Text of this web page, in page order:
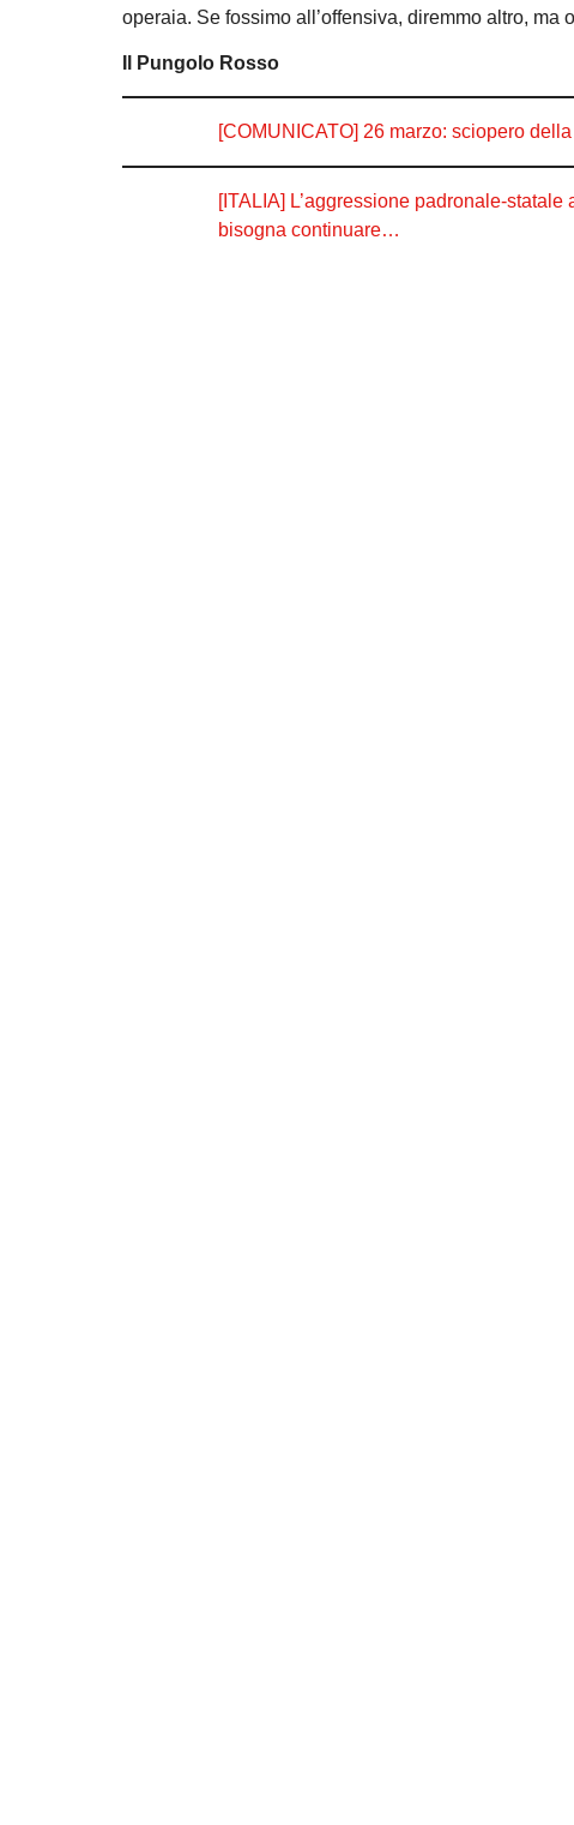
operaia. Se fossimo all’offensiva, diremmo altro,
Il Pungolo Rosso
[COMUNICATO] 26 marzo: sciopero
[ITALIA] L’aggressione padronale-
bisogna continuare…